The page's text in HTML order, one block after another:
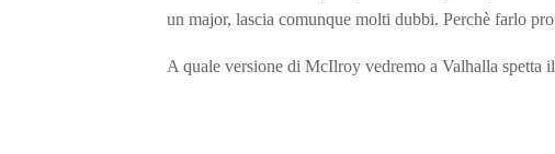
un major, lascia comunque molti dubbi. Perchè farlo
A quale versione di McIlroy vedremo a Valhalla spetta